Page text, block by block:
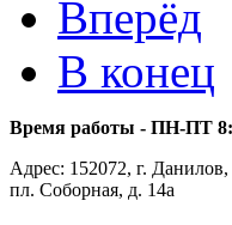
Вперёд
В конец
Время работы - ПН-ПТ
Адрес: 152072, г. Данилов,
пл. Соборная, д. 14а